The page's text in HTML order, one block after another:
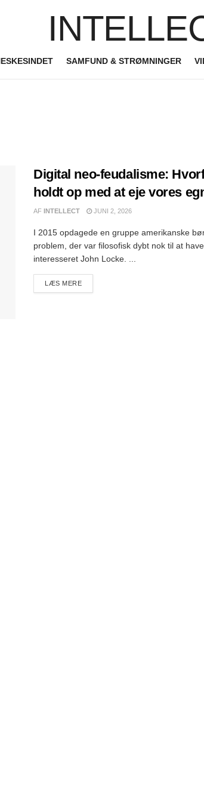
SAMFUND & STRØMNINGER
Digital neo-feudalisme:
holdt op med at eje vores
AF INTELLECT JUNI 2, 2026
I 2015 opdagede en gruppe amerikanske
problem, der var filosofisk dybt nok til at have
interesseret John Locke. ...
LÆS MEREDETAILS